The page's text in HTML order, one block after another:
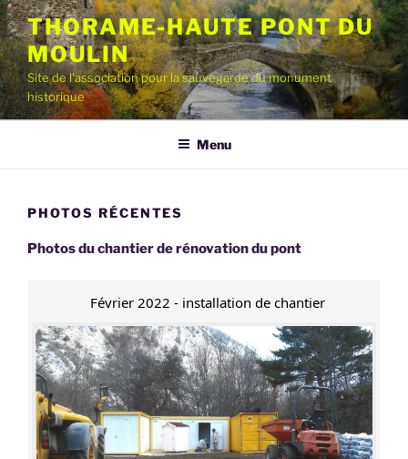
Aller
au
contenu
principal
THORAME-HAUTE PONT DU
MOULIN
Site de l'association pour la sauvegarde du monument
historique
Menu
PHOTOS RÉCENTES
Photos du chantier de rénovation du pont
Février 2022 - installation de chantier